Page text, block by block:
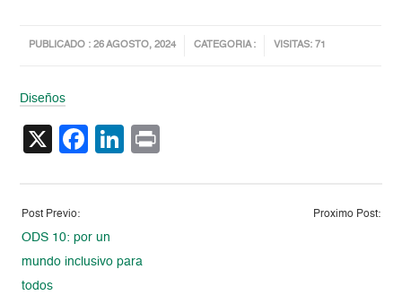
PUBLICADO : 26 AGOSTO, 2024 CATEGORIA : VISITAS: 71
Diseños
X Facebook
LinkedIn
Post Previo:
ODS 10: por un
mundo inclusivo para
todos
Proximo Post: